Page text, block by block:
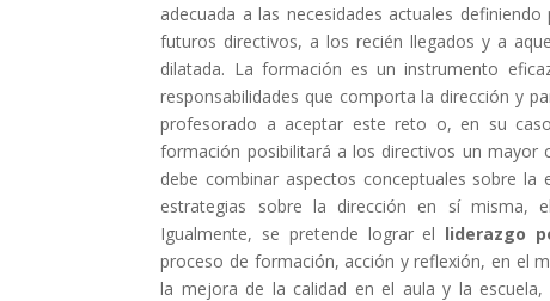
adecuada a las necesidades actuales
futuros directivos, a los recién llegados y a
dilatada. La formación es un instrumento
responsabilidades que comporta la dirección y
profesorado a aceptar este reto o, en su
formación posibilitará a los directivos un mayor
debe combinar aspectos conceptuales sobre
estrategias sobre la dirección en sí misma,
Igualmente, se pretende lograr el liderazgo
proceso de formación, acción y reflexión, en el
la mejora de la calidad en el aula y la